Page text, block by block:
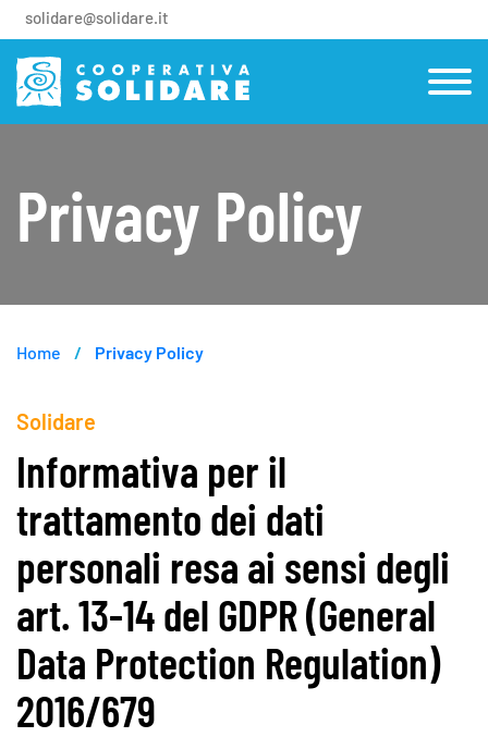
solidare@solidare.it
Privacy Policy
Home Privacy Policy
Solidare
Informativa per il
trattamento dei dati
personali resa ai sensi degli
art. 13-14 del GDPR (General
Data Protection Regulation)
2016/679